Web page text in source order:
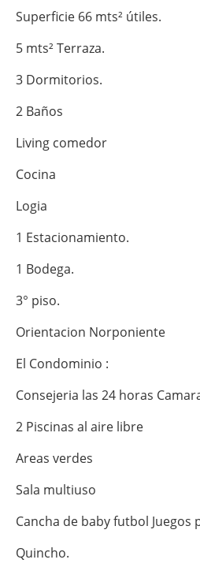
Superficie 66 mts² útiles.
5 mts² Terraza.
3 Dormitorios.
2 Baños
Living comedor
Cocina
Logia
1 Estacionamiento.
1 Bodega.
3° piso.
Orientacion Norponiente
El Condominio :
Consejeria las 24 horas
2 Piscinas al aire libre
Areas verdes
Sala multiuso
Cancha de baby futbol Juegos
Quincho.